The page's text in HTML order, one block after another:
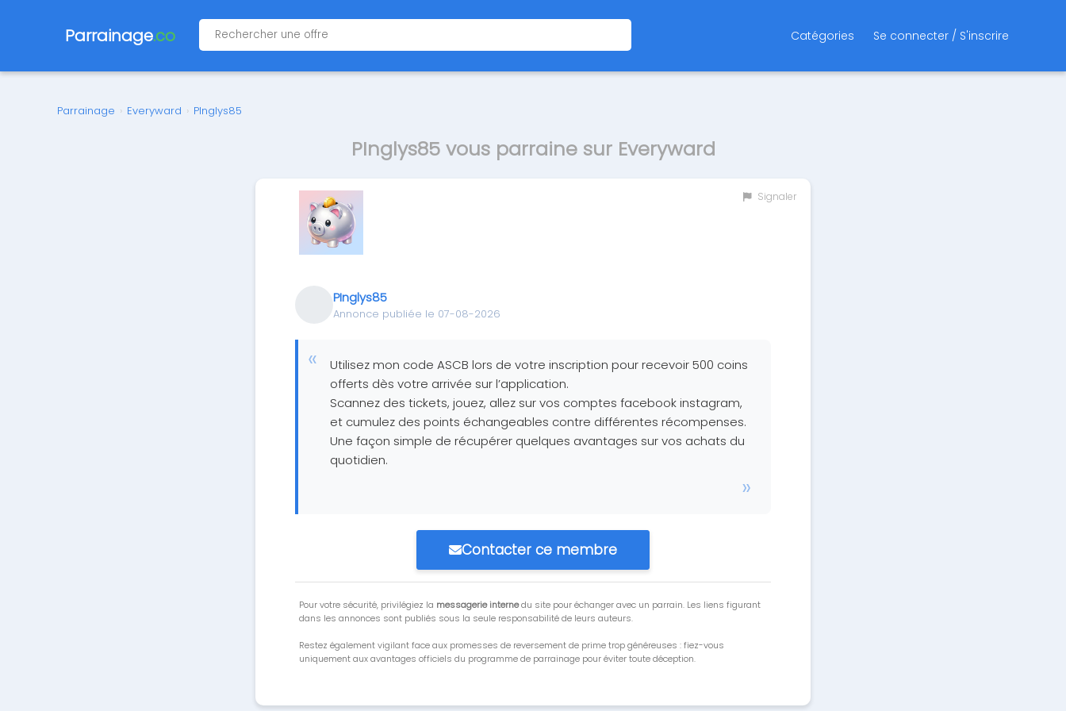
Parrainage.co Catégories Se connecter / S'inscrire
Parrainage › Everyward › PInglys85
PInglys85 vous parraine sur Everyward
Signaler
PInglys85
Annonce publiée le 07-08-2026
Utilisez mon code ASCB lors de votre inscription pour recevoir 500 coins
offerts dès votre arrivée sur l’application.
Scannez des tickets, jouez, allez sur vos comptes facebook instagram,
et cumulez des points échangeables contre différentes récompenses.
Une façon simple de récupérer quelques avantages sur vos achats du
quotidien.
Contacter ce membre
Pour votre sécurité, privilégiez la messagerie internedu site pour échanger avec un parrain. Les liens figurant
dans les annonces sont publiés sous la seule responsabilité de leurs auteurs.
Restez également vigilant face aux promesses de reversement de prime trop généreuses : fiez-vous
uniquement aux avantages officiels du programme de parrainage pour éviter toute déception.